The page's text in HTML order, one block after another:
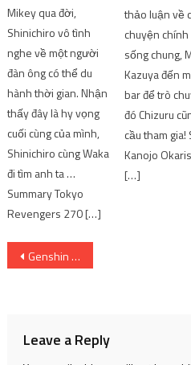
Mikey qua đời,
Shinichiro vô tình
nghe về một người
đàn ông có thể du
hành thời gian. Nhận
thấy đây là hy vọng
cuối cùng của mình,
Shinichiro cùng Waka
đi tìm anh ta …
Summary Tokyo
Revengers 270 […]
thảo luận về
chuyện chính
sống chung,
Kazuya đến
bar để trò
đó Chizuru
cầu tham gia!
Kanojo
[…]
Post
Genshin Impact 3.1 mang đến tin vui cho “Am Thủ” | SharingFunVN
Leave a Reply